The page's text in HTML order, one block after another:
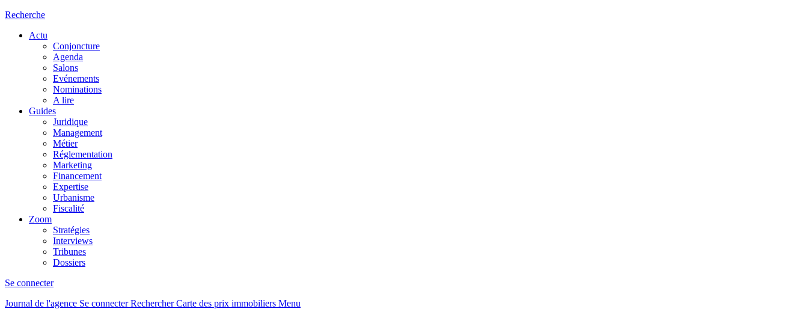
Recherche
Actu
Conjoncture
Agenda
Salons
Evénements
Nominations
A lire
Guides
Juridique
Management
Métier
Réglementation
Marketing
Financement
Expertise
Urbanisme
Fiscalité
Zoom
Stratégies
Interviews
Tribunes
Dossiers
Se connecter
Journal de l'agence Se connecterRechercher Carte des prix immobiliers Menu